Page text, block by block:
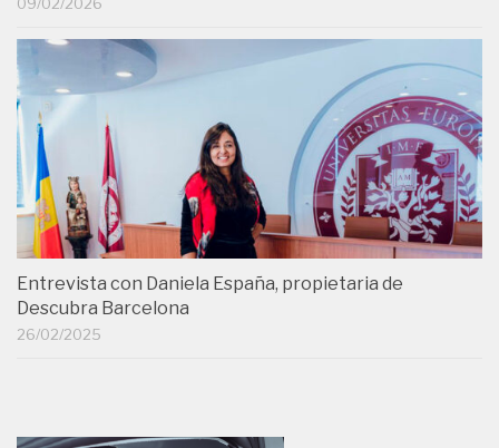
Entrevista con Daniela España, propietaria de
Descubra Barcelona
26/02/2025